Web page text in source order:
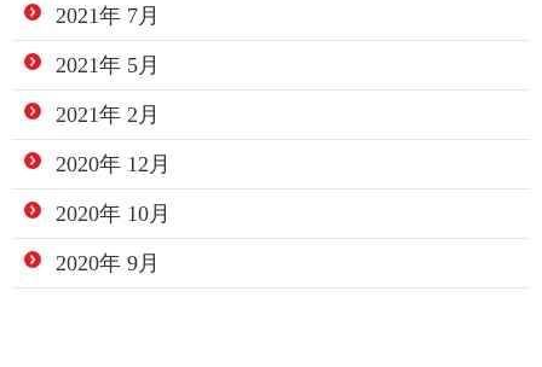
2021年 7月
2021年 5月
2021年 2月
2020年 12月
2020年 10月
2020年 9月